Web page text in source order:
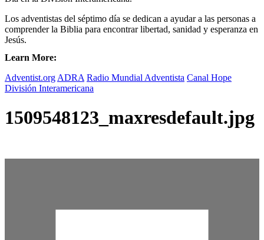
Los adventistas del séptimo día se dedican a ayudar a las personas a
comprender la Biblia para encontrar libertad, sanidad y esperanza en
Jesús.
Learn More:
Adventist.org ADRA Radio Mundial Adventista Canal Hope
División Interamericana
1509548123_maxresdefault.jpg